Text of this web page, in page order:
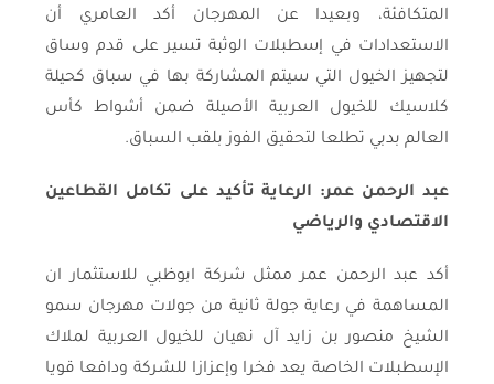
المتكافئة، وبعيدا عن المهرجان أكد العامري أن
الاستعدادات في إسطبلات الوثبة تسير على قدم وساق
لتجهيز الخيول التي سيتم المشاركة بها في سباق كحيلة
كلاسيك للخيول العربية الأصيلة ضمن أشواط كأس
العالم بدبي تطلعا لتحقيق الفوز بلقب السباق.
عبد الرحمن عمر: الرعاية تأكيد على تكامل القطاعين
الاقتصادي والرياضي
أكد عبد الرحمن عمر ممثل شركة ابوظبي للاستثمار ان
المساهمة في رعاية جولة ثانية من جولات مهرجان سمو
الشيخ منصور بن زايد آل نهيان للخيول العربية لملاك
الإسطبلات الخاصة يعد فخرا وإعزازا للشركة ودافعا قويا